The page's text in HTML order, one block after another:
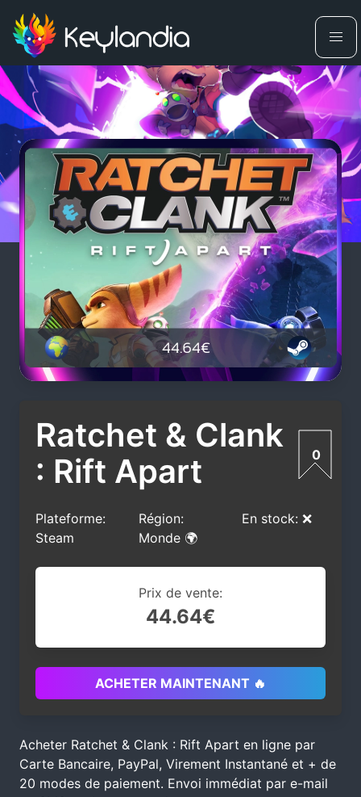
Ratchet & Clank
: Rift Apart
0
Plateforme:
Steam
Région:
Monde 🌍
En stock: ❌
Prix de vente:
44.64€
ACHETER MAINTENANT 🔥
Acheter Ratchet & Clank : Rift Apart en ligne par
Carte Bancaire, PayPal, Virement Instantané et + de
20 modes de paiement. Envoi immédiat par e-mail